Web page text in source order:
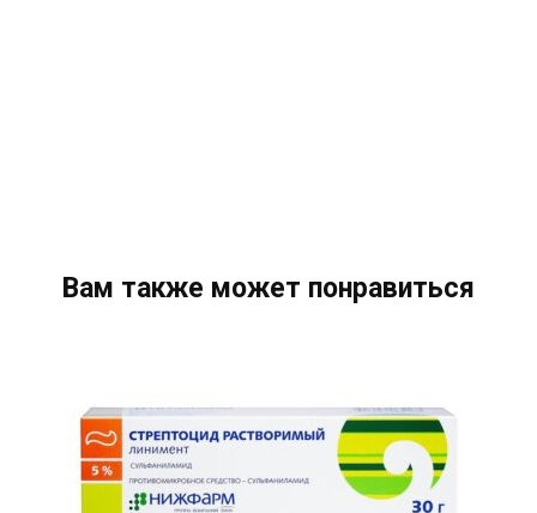
Вам также может понравиться